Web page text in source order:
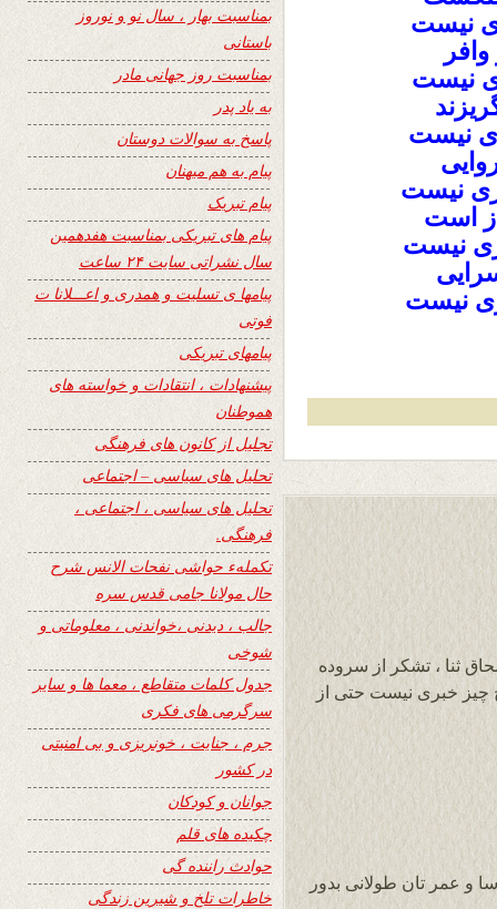
نیست
نیست
نیست
نیست
است
نیست
نیست
ثنا ، تشکر از سروده
چیز خبری نیست حتی از
و عمر تان طولانی بدور
بمناسبت بهار ، سال نو و نوروز
باستانی
بمناسبت روز جهانی مادر
به یاد پدر
پاسخ به سوالات دوستان
پیام به هم میهنان
پیام تبریک
پیام های تبریکی بمناسبت هفدهمین
سال نشراتی سایت ۲۴ ساعت
پیامها ی تسلیت و همدری و اعـــلانا ت
فوتی
پیامهای تبریکی
پیشنهادات ، انتقادات و خواسته های
هموطنان
تجلیل از کانون های فرهنگی
تحلیل های سیاسی – اجتماعی
تحلیل های سیاسی ، اجتماعی ،
فرهنگی.
تکملهء حواشی نفحات الانس شرح
حال مولانا جامی قدس سره
جالب ، دیدنی ،خواندنی ، معلوماتی و
شوخی
جدول کلمات متقاطع ، معما ها و سایر
سرگرمی های فکری
جرم ، جنایت ، خونریزی و بی امنیتی
در کشور
جوانان و کودکان
چکیده های قلم
حوادث راننده گی
خاطرات تلخ و شیرین زندگی